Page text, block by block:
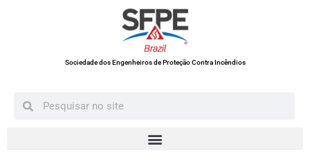
Sociedade dos Engenheiros de Proteção Contra Incêndios